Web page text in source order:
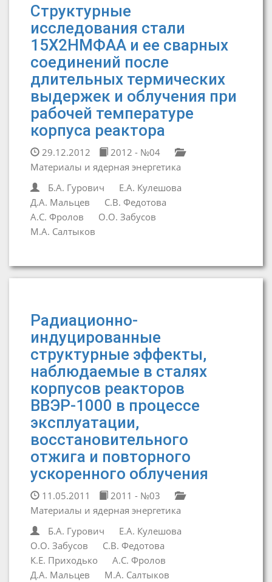
Cтруктурные
исследования стали
15Х2НМФАА и ее сварных
соединений после
длительных термических
выдержек и облучения при
рабочей температуре
корпуса реактора
29.12.2012
2012 - №04
Материалы и ядерная энергетика
Б.А. Гурович
Е.А. Кулешова
Д.А. Мальцев
С.В. Федотова
А.С. Фролов
О.О. Забусов
М.А. Салтыков
Радиационно-
индуцированные
структурные эффекты,
наблюдаемые в сталях
корпусов реакторов
ВВЭР-1000 в процессе
эксплуатации,
восстановительного
отжига и повторного
ускоренного облучения
11.05.2011
2011 - №03
Материалы и ядерная энергетика
Б.А. Гурович
Е.А. Кулешова
О.О. Забусов
С.В. Федотова
К.Е. Приходько
А.С. Фролов
Д.А. Мальцев
М.А. Салтыков